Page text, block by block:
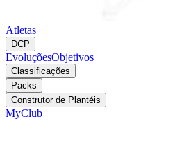
Atletas
DCP
EvoluçõesObjetivos
Classificações
Packs
Construtor de Plantéis
MyClub